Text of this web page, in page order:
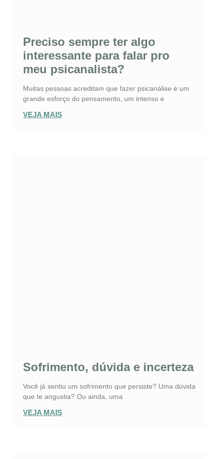
Preciso sempre ter algo
interessante para falar pro
meu psicanalista?
Muitas pessoas acreditam que fazer psicanálise é um
grande esforço do pensamento, um intenso e
VEJA MAIS
Sofrimento, dúvida e incerteza
Você já sentiu um sofrimento que persiste? Uma dúvida
que te angustia? Ou ainda, uma
VEJA MAIS